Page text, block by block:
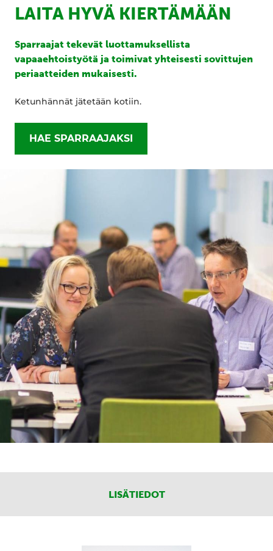
LAITA HYVÄ KIERTÄMÄÄN
Sparraajat tekevät luottamuksellista
vapaaehtoistyötä ja toimivat yhteisesti sovittujen
periaatteiden mukaisesti.
Ketunhännät jätetään kotiin.
HAE SPARRAAJAKSI
LISÄTIEDOT